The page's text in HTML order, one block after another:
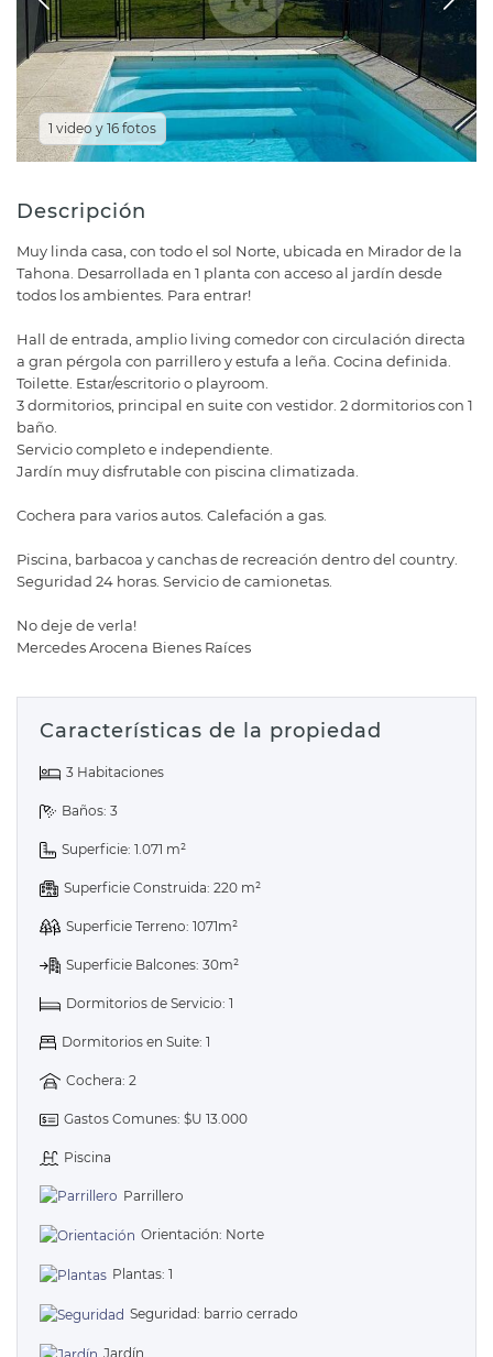
1 video y 16 fotos
Descripción
Muy linda casa, con todo el sol Norte, ubicada en Mirador de la
Tahona. Desarrollada en 1 planta con acceso al jardín desde
todos los ambientes. Para entrar!
Hall de entrada, amplio living comedor con circulación directa
a gran pérgola con parrillero y estufa a leña. Cocina definida.
Toilette. Estar/escritorio o playroom.
3 dormitorios, principal en suite con vestidor. 2 dormitorios con 1
baño.
Servicio completo e independiente.
Jardín muy disfrutable con piscina climatizada.
Cochera para varios autos. Calefación a gas.
Piscina, barbacoa y canchas de recreación dentro del country.
Seguridad 24 horas. Servicio de camionetas.
No deje de verla!
Mercedes Arocena Bienes Raíces
Características de la propiedad
3 Habitaciones
Baños: 3
Superficie: 1.071 m²
Superficie Construida: 220 m²
Superficie Terreno: 1071m²
Superficie Balcones: 30m²
Dormitorios de Servicio: 1
Dormitorios en Suite: 1
Cochera: 2
Gastos Comunes: $U 13.000
Piscina
Parrillero
Orientación: Norte
Plantas: 1
Seguridad: barrio cerrado
Jardín